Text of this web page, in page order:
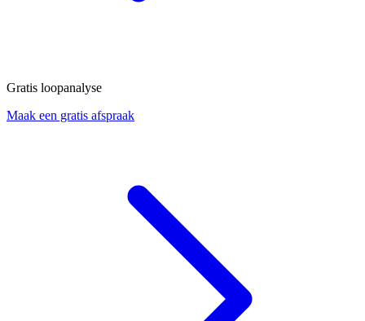
Gratis loopanalyse
Maak een gratis afspraak